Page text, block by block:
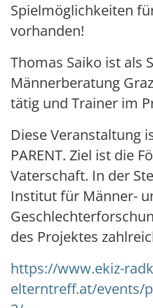
Spielmöglichkeiten
vorhanden!
Thomas Saiko ist als
Männerberatung
tätig und Trainer im
Diese Veranstaltung
PARENT. Ziel ist die
Vaterschaft. In der
Institut für Männer-
des Projektes
https://www.ekiz-
elterntreff.at/events/